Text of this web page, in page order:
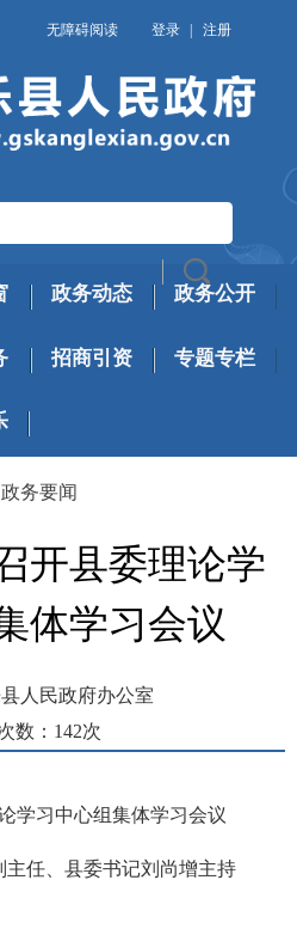
无障碍阅读 登录 | 注册
政务动态 政务公开
招商引资 专题专栏
政务要闻
开县委理论学
体学习会议
人民政府办公室
数： 142次
学习中心组集体学习会议
任、县委书记刘尚增主持